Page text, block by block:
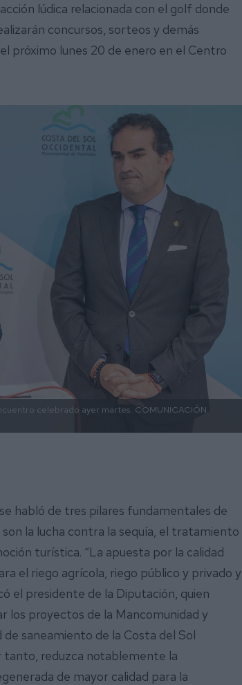
lúdica relacionada con el golf donde
concursos, sorteos y demás
próximo lunes 20 de enero en el Centro
celebrado ayer martes. COMUNICACIÓN
habló de tres pilares fundamentales de
la lucha contra la sequía, el tratamiento
turística. “La apuesta por la calidad
el riego agrícola, riego público y privado y
el presidente de la Diputación, quien
los proyectos de la Mancomunidad y
saneamiento de la Costa del Sol
tanto, reduzca notablemente la
de mayor calidad para la